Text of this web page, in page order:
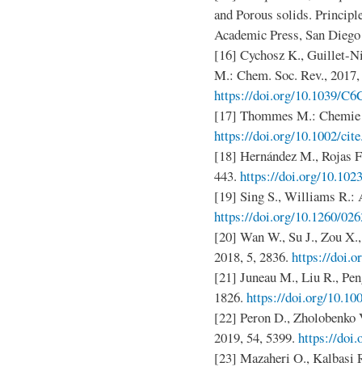
and Porous solids.
Academic Press, San
[16] Cychosz K., Guillet-
M.: Chem. Soc. Rev.,
https://doi.org/10.1039/
[17] Thommes M.:
https://doi.org/10.1002/
[18] Hernández M., Rojas
443. https://doi.org/
[19] Sing S., Williams R.:
https://doi.org/10.1260/
[20] Wan W., Su J., Zou
2018, 5, 2836. https://
[21] Juneau M., Liu R.,
1826. https://doi.org/
[22] Peron D., Zholobenko
2019, 54, 5399. https://
[23] Mazaheri O., Kalbasi